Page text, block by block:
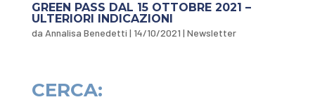
GREEN PASS DAL 15 OTTOBRE 2021 –
ULTERIORI INDICAZIONI
da Annalisa Benedetti | 14/10/2021 | Newsletter
CERCA: